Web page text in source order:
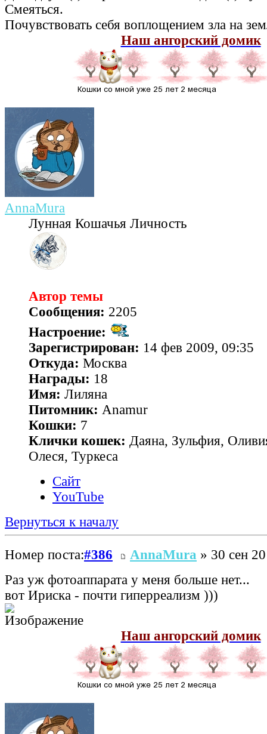
Смеяться.
Почувствовать себя воплощением зла на
Наш ангорский домик
AnnaMura
Лунная Кошачья Личность
Автор темы
Сообщения: 2205
Настроение:
Зарегистрирован: 14 фев 2009, 09:35
Откуда: Москва
Награды: 18
Имя: Лиляна
Питомник: Anamur
Кошки: 7
Клички кошек: Даяна, Зульфия,
Олеся, Туркеса
Сайт
YouTube
Вернуться к началу
Номер поста:#386 AnnaMura » 30 сен
Раз уж фотоаппарата у меня больше нет...
вот Ириска - почти гиперреализм )))
Наш ангорский домик